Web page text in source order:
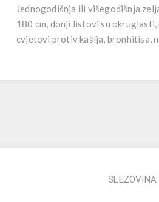
Jednogodišnja ili višegodišnja
180 cm, donji listovi su
cvjetovi protiv kašlja, bronhitisa,
SLEZOVINA